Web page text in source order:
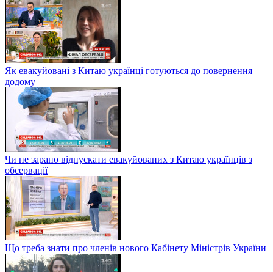
Як евакуйовані з Китаю українці готуються до повернення
додому
Чи не зарано відпускати евакуйованих з Китаю українців з
обсервації
Що треба знати про членів нового Кабінету Міністрів України